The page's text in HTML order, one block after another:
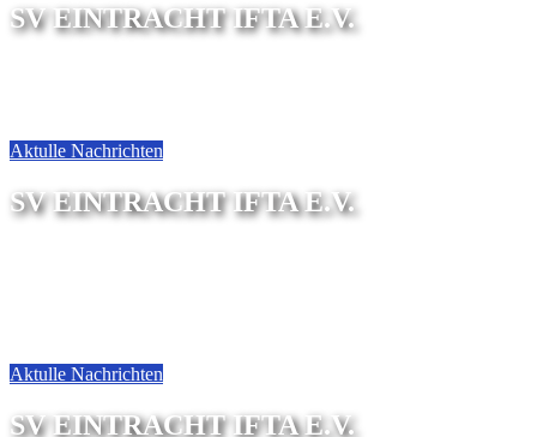
SV EINTRACHT IFTA E.V.
Aktulle Nachrichten
SV EINTRACHT IFTA E.V.
Aktulle Nachrichten
SV EINTRACHT IFTA E.V.